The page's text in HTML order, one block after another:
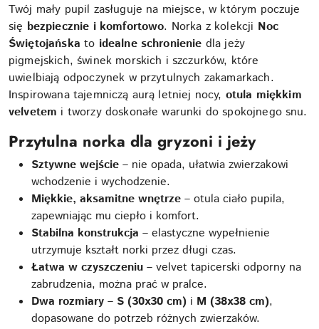
Twój mały pupil zasługuje na miejsce, w którym poczuje
się bezpiecznie i komfortowo. Norka z kolekcji Noc
Świętojańska to idealne schronienie dla jeży
pigmejskich, świnek morskich i szczurków, które
uwielbiają odpoczynek w przytulnych zakamarkach.
Inspirowana tajemniczą aurą letniej nocy, otula miękkim
velvetem i tworzy doskonałe warunki do spokojnego snu.
Przytulna norka dla gryzoni i jeży
Sztywne wejście – nie opada, ułatwia zwierzakowi
wchodzenie i wychodzenie.
Miękkie, aksamitne wnętrze – otula ciało pupila,
zapewniając mu ciepło i komfort.
Stabilna konstrukcja – elastyczne wypełnienie
utrzymuje kształt norki przez długi czas.
Łatwa w czyszczeniu – velvet tapicerski odporny na
zabrudzenia, można prać w pralce.
Dwa rozmiary – S (30x30 cm) i M (38x38 cm),
dopasowane do potrzeb różnych zwierzaków.